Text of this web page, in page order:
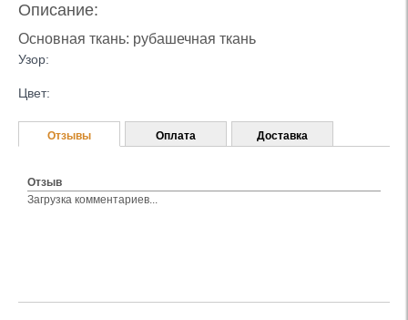
Описание:
Основная ткань: рубашечная ткань
Узор:
Цвет:
Отзывы
Отзыв
Загрузка комментариев...
Оплата Доставка